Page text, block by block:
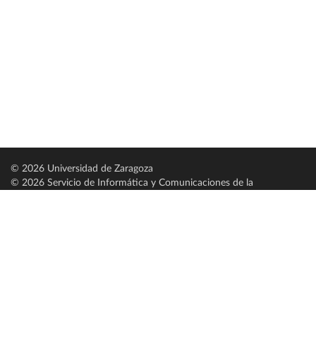
© 2026 Universidad de Zaragoza
© 2026 Servicio de Informática y Comunicaciones de la